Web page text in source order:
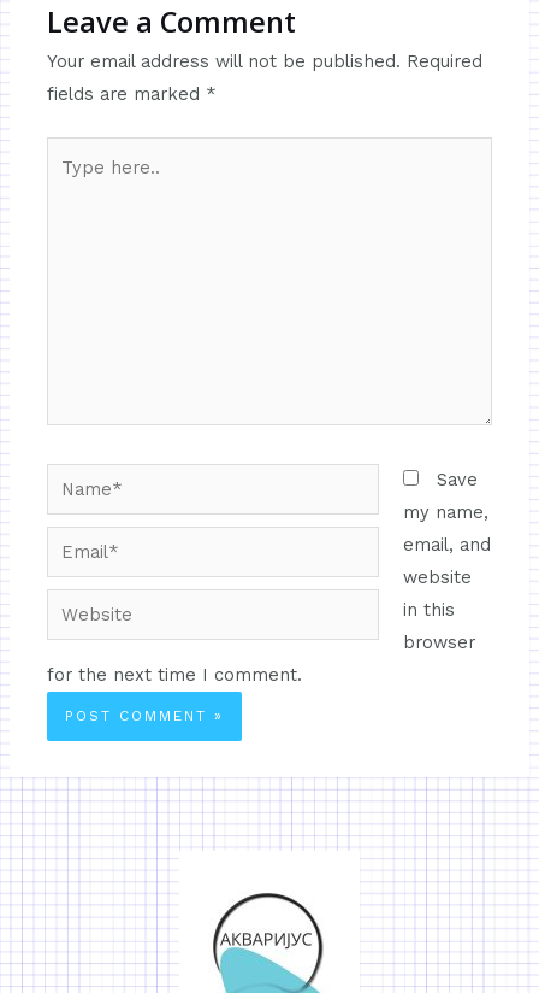
Leave a Comment
Your email address will not be published. Required
fields are marked *
Save
my name,
email, and
website
in this
browser
for the next time I comment.